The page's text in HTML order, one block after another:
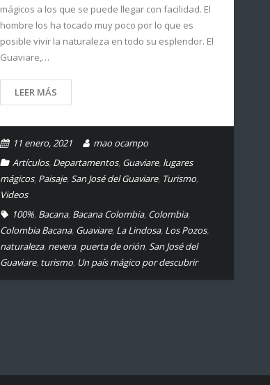
mágicos a los que se puede llegar con facilidad. El
hombre los ha tocado muy poco por lo que es
posible vivir la naturaleza en todo su esplendor. El
Guaviare,…
LEER MÁS
11 enero, 2021
mao ocampo
Artículos, Departamentos, Guaviare, lugares
mágicos, Paisaje,San José del Guaviare, Turismo,
Videos
100%, Bacana, Bacana Colombia, Colombia,
Colombia Bacana, Guaviare, La Lindosa, Los Pozos,
naturaleza, nevera, puerta de orión,San José del
Guaviare, turismo, Un país mágico por descubrir